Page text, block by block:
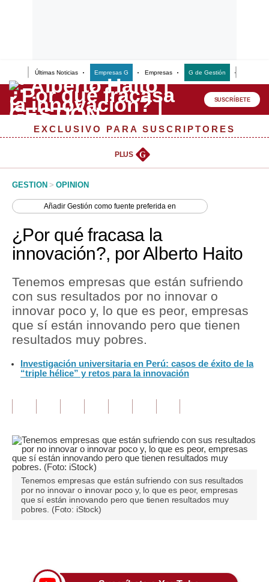
Últimas Noticias Empresas G Empresas G de Gestión
Lo último
Peru Quiosco
Management & Empleo
Perú
Finanzas Personales
Inmobiliarias
Plus G
Editorial
Pregunta de hoy
Blogs
Tendencias
Lujo
Estilos
SUSCRÍBETE
EXCLUSIVO PARA SUSCRIPTORES
PLUS G
GESTION > OPINION
AñadirGestión como fuente preferida en
¿Por qué fracasa la
innovación?, por Alberto Haito
Tenemos empresas que están sufriendo
con sus resultados por no innovar o
innovar poco y, lo que es peor, empresas
que sí están innovando pero que tienen
resultados muy pobres.
Investigación universitaria en Perú: casos de éxito de la
“triple hélice” y retos para la innovación
Tenemos empresas que están sufriendo con sus resultados
por no innovar o innovar poco y, lo que es peor, empresas
que sí están innovando pero que tienen resultados muy
pobres. (Foto: iStock)